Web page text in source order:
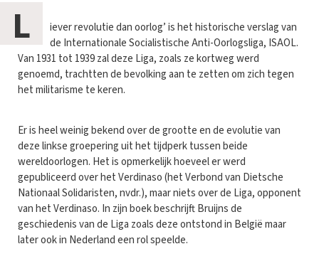
L
iever revolutie dan oorlog’ is het historische verslag van
de Internationale Socialistische Anti-Oorlogsliga, ISAOL.
Van 1931 tot 1939 zal deze Liga, zoals ze kortweg werd
genoemd, trachtten de bevolking aan te zetten om zich tegen
het militarisme te keren.
Er is heel weinig bekend over de grootte en de evolutie van
deze linkse groepering uit het tijdperk tussen beide
wereldoorlogen. Het is opmerkelijk hoeveel er werd
gepubliceerd over het Verdinaso (het Verbond van Dietsche
Nationaal Solidaristen, nvdr.), maar niets over de Liga, opponent
van het Verdinaso. In zijn boek beschrijft Bruijns de
geschiedenis van de Liga zoals deze ontstond in België maar
later ook in Nederland een rol speelde.